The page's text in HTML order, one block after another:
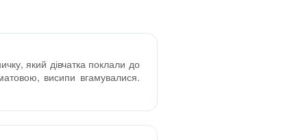
який дівчатка поклали до
висипи вгамувалися.